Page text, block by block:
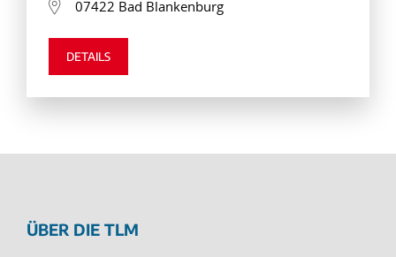
07422 Bad Blankenburg
DETAILS
ÜBER DIE TLM